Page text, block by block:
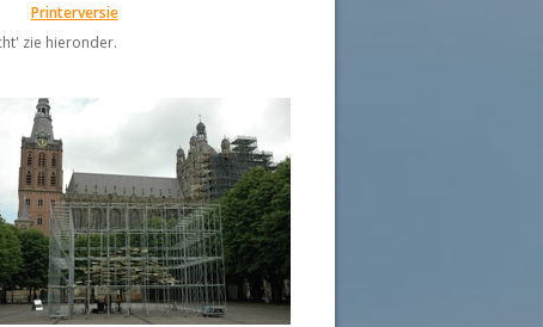
Printerversie
zie hieronder.